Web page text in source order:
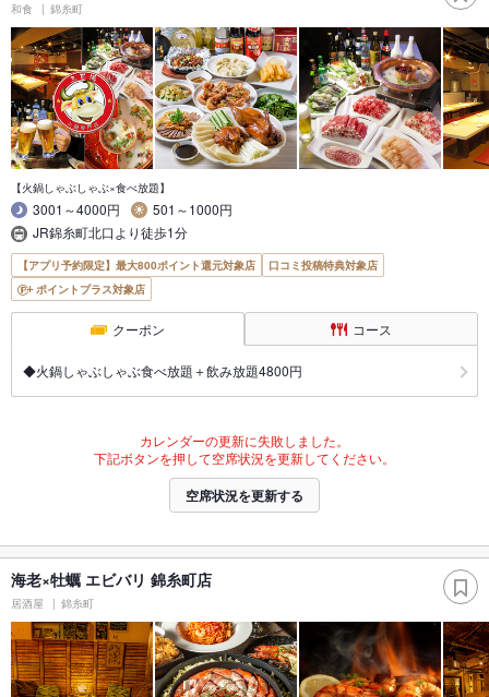
和食 錦糸町
【火鍋しゃぶしゃぶ×食べ放題】
3001～4000円
501～1000円
JR錦糸町北口より徒歩1分
【アプリ予約限定】最大800ポイント還元対象店
口コミ投稿特典対象店
ポイントプラス対象店
クーポン コース
◆火鍋しゃぶしゃぶ食べ放題＋飲み放題4800円
カレンダーの更新に失敗しました。
下記ボタンを押して空席状況を更新してください。
空席状況を更新する
海老×牡蠣 エビバリ 錦糸町店
居酒屋 錦糸町